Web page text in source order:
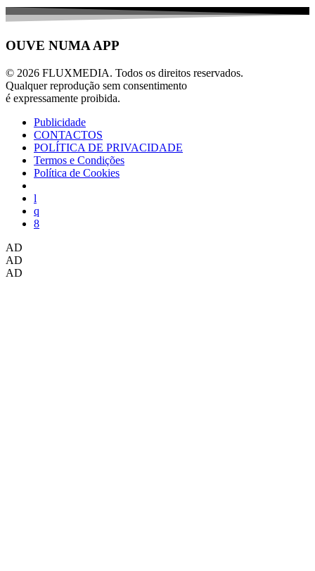
OUVE NUMA APP
© 2026 FLUXMEDIA. Todos os direitos reservados.
Qualquer reprodução sem consentimento
é expressamente proibida.
Publicidade
CONTACTOS
POLÍTICA DE PRIVACIDADE
Termos e Condições
Política de Cookies
AD
AD
AD